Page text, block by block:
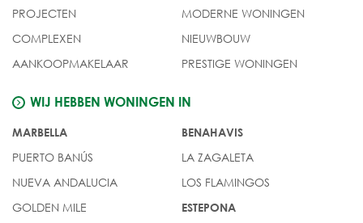
PROJECTEN
COMPLEXEN
AANKOOPMAKELAAR
MODERNE WONINGEN
NIEUWBOUW
PRESTIGE WONINGEN
WIJ HEBBEN WONINGEN IN
MARBELLA
PUERTO BANÚS
NUEVA ANDALUCIA
GOLDEN MILE
BENAHAVIS
LA ZAGALETA
LOS FLAMINGOS
ESTEPONA